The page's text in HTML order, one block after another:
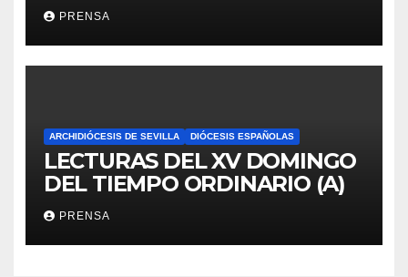
PRENSA
ARCHIDIÓCESIS DE SEVILLA DIÓCESIS ESPAÑOLAS
LECTURAS DEL XV DOMINGO
DEL TIEMPO ORDINARIO (A)
PRENSA